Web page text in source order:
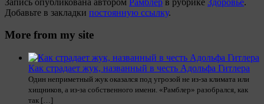
Добавьте в закладки постоянную ссылку.
More from my site
Как страдает жук, названный в честь Адольфа Гитлера
Один неприметный жук оказался под угрозой не из-за климата или
хищников, а из-за собственного имени. «Рамблер» разобрался, как
так […]